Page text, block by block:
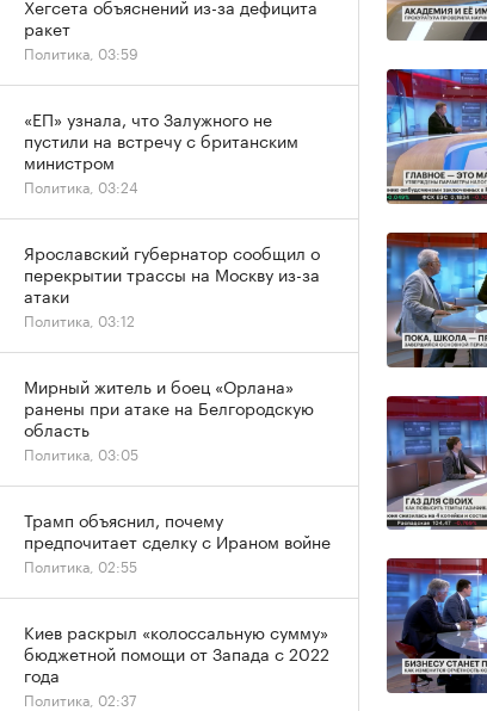
Хегсета объяснений из-за дефицита
ракет
Политика, 03:59
«ЕП» узнала, что Залужного не
пустили на встречу с британским
министром
Политика, 03:24
Ярославский губернатор сообщил о
перекрытии трассы на Москву из-за
атаки
Политика, 03:12
Мирный житель и боец «Орлана»
ранены при атаке на Белгородскую
область
Политика, 03:05
Трамп объяснил, почему
предпочитает сделку с Ираном войне
Политика, 02:55
Киев раскрыл «колоссальную сумму»
бюджетной помощи от Запада с 2022
года
Политика, 02:37